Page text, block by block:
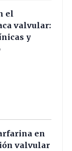
el
valvular:
y
en
valvular